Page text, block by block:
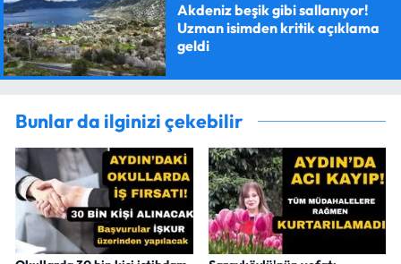
Akdeniz beşik gibi sallanıyor!
Uzman isimden kritik açıklama
geldi
Bunlar da ilginizi çekebilir